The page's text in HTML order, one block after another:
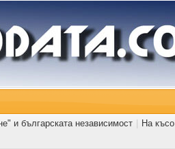
и българската независимост На късо